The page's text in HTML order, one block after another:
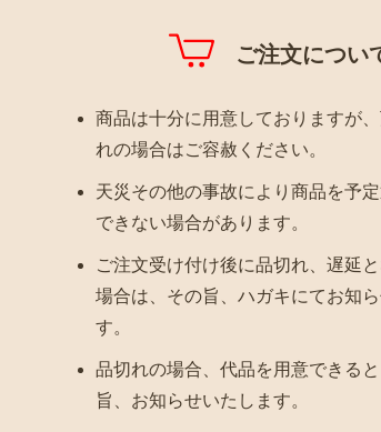
ご注文につい
商品は十分に用意しておりますが
れの場合はご容赦ください。
天災その他の事故により商品を予
できない場合があります。
ご注文受け付け後に品切れ、遅延
場合は、その旨、ハガキにてお知
す。
品切れの場合、代品を用意できる
旨、お知らせいたします。